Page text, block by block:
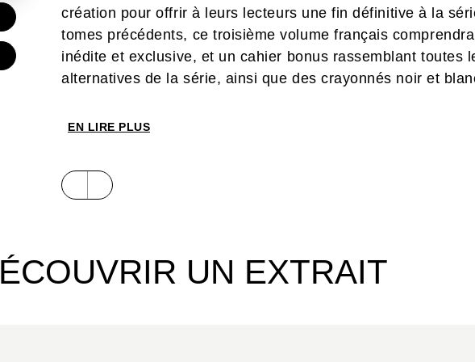
création pour offrir à leurs lecteurs une fin définitive à la
tomes précédents, ce troisième volume français
inédite et exclusive, et un cahier bonus rassemblant toutes
alternatives de la série, ainsi que des crayonnés noir et
EN LIRE PLUS
UN EXTRAIT